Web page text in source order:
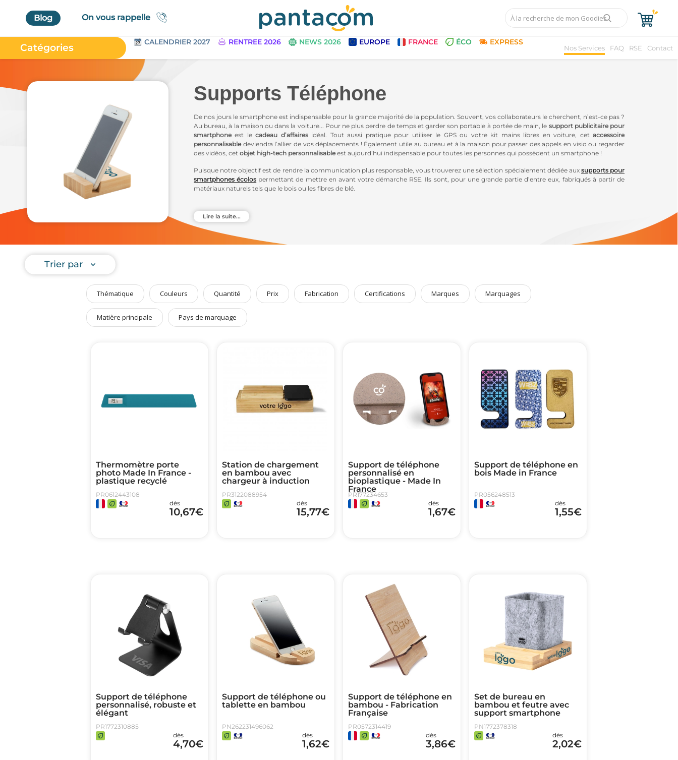
Blog On vous rappelle
Catégories CALENDRIER 2027 RENTREE 2026 NEWS 2026 EUROPE FRANCE ÉCO EXPRESS
Nos Services FAQ RSE Contact
Au Bureau
Textiles & Accessoires
Vêtements de Travail
Parapluies & Parasols
Art de la Table
Bien être & Sécurité
Sports, loisirs & jouets
Accessoires Auto & Vélo
PLV & Mobiliers Pub
Supports Téléphone
De nos jours le smartphone est indispensable pour la grande majorité de la population. Souvent, vos collaborateurs le cherchent, n’est-ce pas ?
Au bureau, à la maison ou dans la voiture... Pour ne plus perdre de temps et garder son portable à portée de main, le support publicitaire pour
smartphoneest lecadeau d’affairesidéal. Tout aussi pratique pour utiliser le GPS ou votre kit mains libres en voiture, cetaccessoire
personnalisabledeviendra l’allier de vos déplacements ! Également utile au bureau et à la maison pour passer des appels en visio ou regarder
des vidéos, cet objet high-tech personnalisableest aujourd’hui indispensable pour toutes les personnes qui possèdent un smartphone !
Puisque notre objectif est de rendre la communication plus responsable, vous trouverez une sélection spécialement dédiée aux supports pour
smartphones écolos permettant de mettre en avant votre démarche RSE. Ils sont, pour une grande partie d’entre eux, fabriqués à partir de
matériaux naturels tels que le bois ou les fibres de blé.
personnalisables
Lire la suite...
Trier par
Thématique Couleurs Quantité Prix Fabrication Certifications Marques Marquages
Matière principale Pays de marquage
Thermomètre porte
photo Made In France -
plastique recyclé
PR0612443108
dès
10,67€
Station de chargement
en bambou avec
chargeur à induction
PR3122088954
dès
15,77€
Support de téléphone
personnalisé en
bioplastique - Made In
France
PR177234653
dès
1,67€
Support de téléphone en
bois Made in France
PR056248513
dès
1,55€
Support de téléphone
personnalisé, robuste et
élégant
PR1772310885
dès
4,70€
Support de téléphone ou
tablette en bambou
PN262231496062
dès
1,62€
Support de téléphone en
bambou - Fabrication
Française
PR0572314419
dès
3,86€
Set de bureau en
bambou et feutre avec
support smartphone
PN1772378318
dès
2,02€